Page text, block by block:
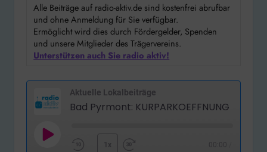
Alle Beiträge auf radio-aktiv.de sind kostenfrei abrufbar
und ohne Anmeldung für Sie verfügbar.
Ermöglicht wird dies durch Fördergelder, Spenden
und unsere Mitglieder des Trägervereins.
Unterstützen auch Sie radio aktiv!
Aktuelle Lokalbeiträge
Bad Pyrmont: KURPARKOEFFNUNG
Play
1x